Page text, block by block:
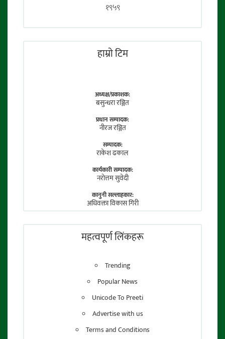
१९५९
हाम्राे टिम
अध्यक्ष/प्रकाशक:
बसुन्धरा रञ्जित
प्रधान सम्पादक:
नीरज रञ्जित
सम्पादक:
राकेश ढकाल
कार्यकारी सम्पादक:
नराेत्तम सुवेदी
कानुनी सल्लाहकार:
अधिवक्ता विकास गिरी
तेजेन्द्र श्रेष्ठ
महत्वपूर्ण लिंकहरू
Trending
Popular News
Unicode To Preeti
Advertise with us
Terms and Conditions